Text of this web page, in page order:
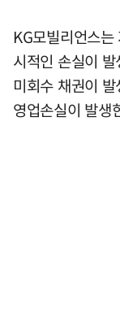
KG모빌리언스
시적인 손실이
미회수 채권이
영업손실이 발생